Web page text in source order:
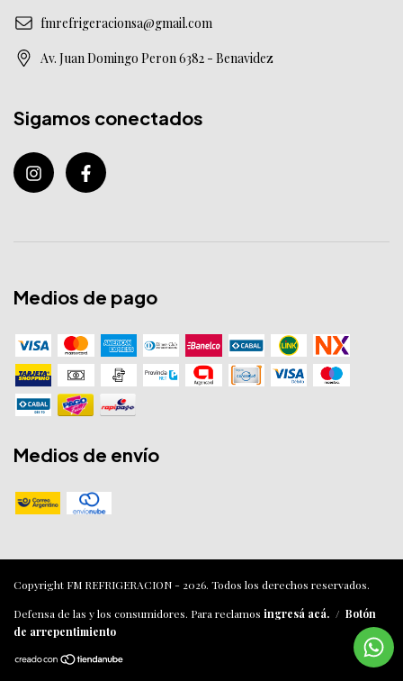
fmrefrigeracionsa@gmail.com
Av. Juan Domingo Peron 6382 - Benavidez
Sigamos conectados
Medios de pago
Medios de envío
Copyright FM REFRIGERACION - 2026. Todos los derechos reservados.
Defensa de las y los consumidores. Para reclamos ingresá acá. / Botón
de arrepentimiento